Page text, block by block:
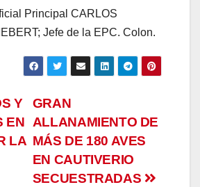
Principal CARLOS
Jefe de la EPC. Colon.
GRAN
ALLANAMIENTO DE
MÁS DE 180 AVES
EN CAUTIVERIO
SECUESTRADAS
Y
EN
LA